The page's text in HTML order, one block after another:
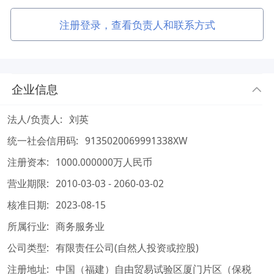
注册登录，查看负责人和联系方式
企业信息
法人/负责人: 刘英
统一社会信用码: 9135020069991338XW
注册资本: 1000.000000万人民币
营业期限: 2010-03-03 - 2060-03-02
核准日期: 2023-08-15
所属行业: 商务服务业
公司类型: 有限责任公司(自然人投资或控股)
注册地址: 中国（福建）自由贸易试验区厦门片区（保税